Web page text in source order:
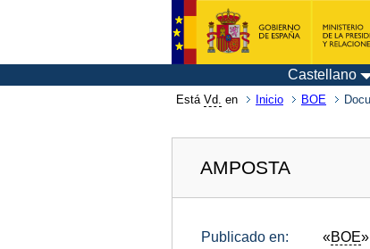
Castellano
Está Vd. en Inicio BOE
AMPOSTA
Publicado en: «BOE»